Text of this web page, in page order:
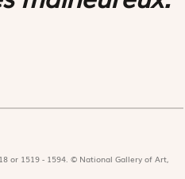
or 1519 - 1594. © National Gallery of Art,